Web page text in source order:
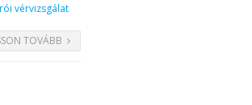
vérvizsgálat
TOVÁBB